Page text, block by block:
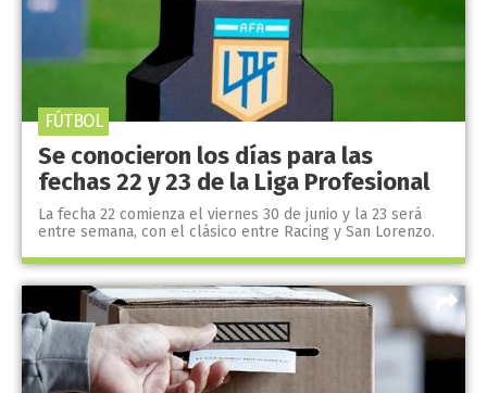
Se conocieron los días para las
fechas 22 y 23 de la Liga Profesional
La fecha 22 comienza el viernes 30 de junio y la 23 será
entre semana, con el clásico entre Racing y San Lorenzo.
FÚTBOL